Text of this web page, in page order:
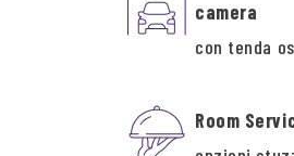
camera
con tenda
Room